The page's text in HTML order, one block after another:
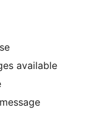
available